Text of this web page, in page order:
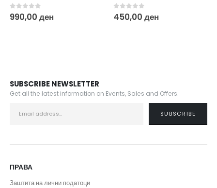
0out of 5
990,00 ден 0out of 5
450,00 ден
SUBSCRIBE NEWSLETTER
Get all the latest information on Events, Sales and Offers.
ПРАВА
Заштита на лични податоци